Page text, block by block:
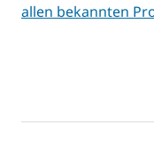
allen bekannten